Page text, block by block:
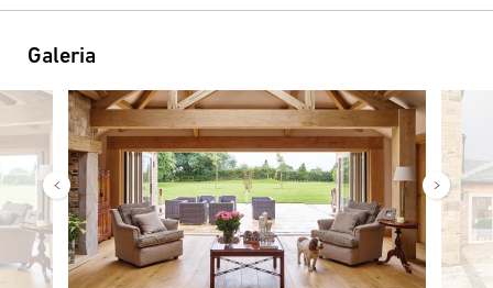
Galeria
Obraz Obraz